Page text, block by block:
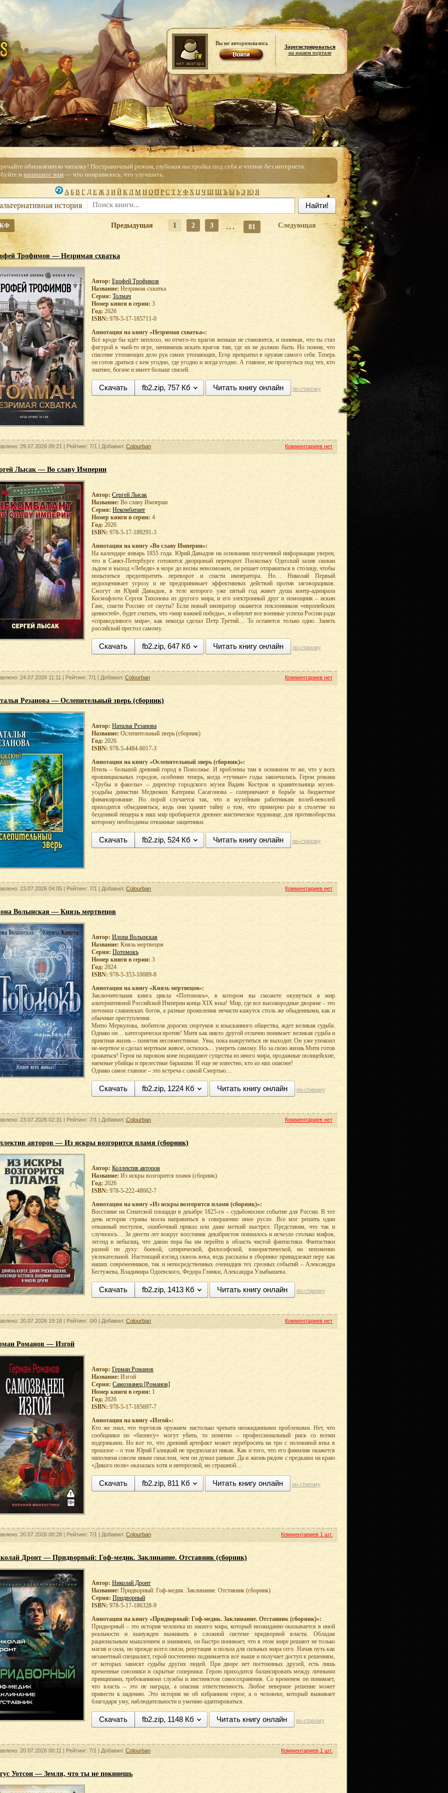
Вы не авторизовались
Зарегистрироваться
на нашем портале
обновлённую читалку! Постраничный режим, глубокая настройка под себя и чтение без интернета.
и напишите нам — что понравилось, что улучшить.
А Б В Г Д Е Ж З И Й К Л М Н О П Р С Т У Ф Х Ц Ч Ш Щ Ъ Ы Ь Э Ю Я
Найти!
история
Предыдущая 1 2 3 ... 81 Следующая
Трофимов — Незримая схватка
Автор: Ерофей Трофимов
Название: Незримая схватка
Серия: Толмач
Номер книги в серии: 3
Год: 2026
ISBN: 978-5-17-185711-0
Аннотация на книгу «Незримая схватка»:
Всё вроде бы идёт неплохо, но отчего-то врагов меньше не становится, и понимая, что ты стал
фигурой в чьей-то игре, начинаешь искать врагов там, где их не должно быть. Но помня, что
спасение утопающих дело рук самих утопающих, Егор превратил в оружие самого себя. Теперь
он готов драться с кем угодно, где угодно и когда угодно. А главное, не прогнуться под тех, кто
знатнее, богаче и имеет больше связей.
Скачать fb2.zip, 757 Кб Читать книгу онлайн по-старому
29.07.2026 09:21 | Рейтинг: 7/1 | Добавил: Colourban Комментариев нет
Лысак — Во славу Империи
Автор: Сергей Лысак
Название: Во славу Империи
Серия: Некомбатант
Номер книги в серии: 4
Год: 2026
ISBN: 978-5-17-189291-3
Аннотация на книгу «Во славу Империи»:
На календаре январь 1855 года. Юрий Давыдов на основании полученной информации уверен,
что в Санкт-Петербурге готовится дворцовый переворот. Поскольку Одесский залив скован
льдом и выход «Лебедя» в море до весны невозможен, он решает отправиться в столицу, чтобы
попытаться предотвратить переворот и спасти императора. Но… Николай Первый
недооценивает угрозу и не предпринимает эффективных действий против заговорщиков.
Смогут ли Юрий Давыдов, в теле которого уже пятый год живет душа контр-адмирала
Космофлота Сергея Тихонова из другого мира, и его электронный друг и помощник – искин
Ганс, спасти Россию от смуты? Если новый император окажется поклонником «европейских
ценностей», будет считать, что «мир важней победы», и обнулит все военные успехи России ради
«справедливого мира», как некогда сделал Петр Третий… То останется только одно. Занять
российский престол самому.
Скачать fb2.zip, 647 Кб Читать книгу онлайн по-старому
24.07.2026 11:11 | Рейтинг: 7/1 | Добавил: Colourban Комментариев нет
Резанова — Ослепительный зверь (сборник)
Автор: Наталья Резанова
Название: Ослепительный зверь (сборник)
Год: 2026
ISBN: 978-5-4484-6017-3
Аннотация на книгу «Ослепительный зверь (сборник)»:
Итиль – большой древний город в Поволжье. И проблемы там в основном те же, что у всех
провинциальных городов, особенно теперь, когда «тучные» годы закончились. Герои романа
«Трубы и факелы» – директор городского музея Вадим Костров и хранительница музея-
усадьбы династии Медвежих Катерина Сасагонова – соперничают в борьбе за бюджетное
финансирование. Но порой случается так, что и музейным работникам волей-неволей
приходится объединяться, ведь они хранят тайну о том, что примерно раз в столетие из
бездонной пещеры в наш мир пробирается древнее мистическое чудовище, для противоборства
которому необходимы отважные защитники.
Скачать fb2.zip, 524 Кб Читать книгу онлайн по-старому
23.07.2026 04:05 | Рейтинг: 7/1 | Добавил: Colourban Комментариев нет
Волынская — Князь мертвецов
Автор: Илона Волынская
Название: Князь мертвецов
Серия: Потомокъ
Номер книги в серии: 3
Год: 2024
ISBN: 978-5-353-10089-8
Аннотация на книгу «Князь мертвецов»:
Заключительная книга цикла «Потомокъ», в котором вы сможете окунуться в мир
альтернативной Российской Империи конца XIX века! Мир, где все высокородные дворяне – это
потомки славянских богов, а разные проявления нечисти кажутся столь же обыденными, как и
обычные преступления.
Митю Меркулова, любителя дорогих сюртуков и изысканного общества, ждет великая судьба.
Однако он… категорически против! Митя как никто другой отлично понимает: великая судьба и
приятная жизнь – понятия несовместимые. Увы, пока выкрутиться не выходит. Он уже упокоил
не-мертвое и сделал мертвым живое, осталось… умереть самому. Но за свою жизнь Митя готов
сражаться! Героя на паровом коне поджидают существа из иного мира, продажные полицейские,
наемные убийцы и прелестные барышни. И еще не известно, кто из них опаснее!
Однако самое главное – это встреча с самой Смертью…
Скачать fb2.zip, 1224 Кб Читать книгу онлайн по-старому
23.07.2026 02:31 | Рейтинг: 7/1 | Добавил: Colourban Комментариев нет
авторов — Из искры возгорится пламя (сборник)
Автор: Коллектив авторов
Название: Из искры возгорится пламя (сборник)
Год: 2026
ISBN: 978-5-222-48662-7
Аннотация на книгу «Из искры возгорится пламя (сборник)»:
Восстание на Сенатской площади в декабре 1825-го – судьбоносное событие для России. В тот
день история страны могла направиться в совершенно иное русло. Все мог решить один
отважный поступок, ошибочный приказ или даже меткий выстрел. Представим, что так и
случилось… За двести лет вокруг восстания декабристов появилось и исчезло столько мифов,
легенд и небылиц, что давно пора бы им перейти в область чистой фантастики. Фантастики
разной по духу: боевой, сатирической, философской, юмористической, но неизменно
увлекательной. Настоящий взгляд сквозь века, ведь рассказы в сборнике принадлежат перу как
наших современников, так и непосредственных очевидцев тех грозных событий – Александра
Бестужева, Владимира Одоевского, Федора Глинки, Александра Улыбышева.
Скачать fb2.zip, 1413 Кб Читать книгу онлайн по-старому
20.07.2026 19:18 | Рейтинг: 0/0 | Добавил: Colourban Комментариев нет
Романов — Изгой
Автор: Герман Романов
Название: Изгой
Серия: Самозванец [Романов]
Номер книги в серии: 1
Год: 2026
ISBN: 978-5-17-185697-7
Аннотация на книгу «Изгой»:
Кто же знал, что торговля оружием настолько чревата неожиданными проблемами. Нет, что
сообщники по «бизнесу» могут убить, то понятно – профессиональный риск со всеми
издержками. Но вот то, что древний артефакт может перебросить на три с половиной века в
прошлое – о том Юрий Галицкий не предполагал никак. Как и того, что его фамилия окажется
наполнена совсем иным смыслом, чем он думал раньше. Да и жизнь рядом с предками на краю
«Дикого поля» оказалась хотя и интересной, но страшной…
Скачать fb2.zip, 811 Кб Читать книгу онлайн по-старому
20.07.2026 00:28 | Рейтинг: 7/1 | Добавил: Colourban Комментариев 1 шт.
Дронт — Придворный: Гоф-медик. Заклинание. Отставник (сборник)
Автор: Николай Дронт
Название: Придворный: Гоф-медик. Заклинание. Отставник (сборник)
Серия: Придворный
ISBN: 978-5-17-186328-9
Аннотация на книгу «Придворный: Гоф-медик. Заклинание. Отставник (сборник)»:
Придворный – это история человека из нашего мира, который неожиданно оказывается в иной
реальности и вынужден выживать в сложной системе придворной власти. Обладая
рациональным мышлением и знаниями, он быстро понимает, что в этом мире решают не только
магия и сила, но прежде всего связи, репутация и польза для сильных мира сего. Начав путь как
незаметный специалист, герой постепенно поднимается всё выше и получает доступ к решениям,
от которых зависят судьбы других людей. При дворе нет постоянных друзей, есть лишь
временные союзники и скрытые соперники. Герою приходится балансировать между личными
принципами, требованиями службы и инстинктом самосохранения. Со временем он понимает,
что власть – это не награда, а опасная ответственность. Любое неверное решение может
привести к падению. Это история не об избранном герое, а о человеке, который выживает
благодаря уму, наблюдательности и умению адаптироваться.
Скачать fb2.zip, 1148 Кб Читать книгу онлайн по-старому
20.07.2026 00:11 | Рейтинг: 7/1 | Добавил: Colourban Комментариев 1 шт.
Уотсон — Земля, что ты не покинешь